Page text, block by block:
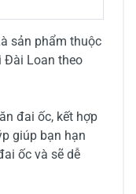
sản phẩm thuộc
Đài Loan theo
đai ốc, kết hợp
giúp bạn hạn
ốc và sẽ dễ